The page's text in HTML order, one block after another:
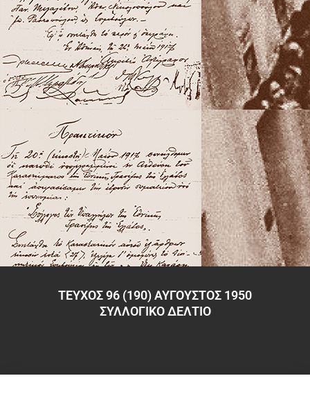
ΤΕΥΧΟΣ 96 (190) ΑΥΓΟΥΣΤΟΣ 1950
ΣΥΛΛΟΓΙΚΟ ΔΕΛΤΙΟ